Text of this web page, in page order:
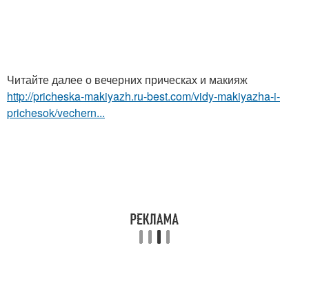
Читайте далее о вечерних прическах и макияж
http://pricheska-makiyazh.ru-best.com/vidy-makiyazha-i-
prichesok/vechern...